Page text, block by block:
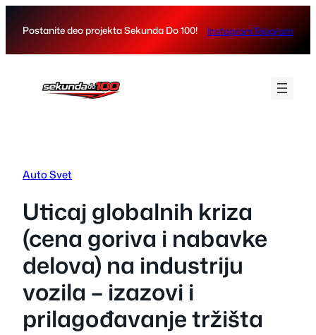
Postanite deo projekta Sekunda Do 100! InstagramTelegram
Auto Svet
Uticaj globalnih kriza
(cena goriva i nabavke
delova) na industriju
vozila – izazovi i
prilagođavanje tržišta